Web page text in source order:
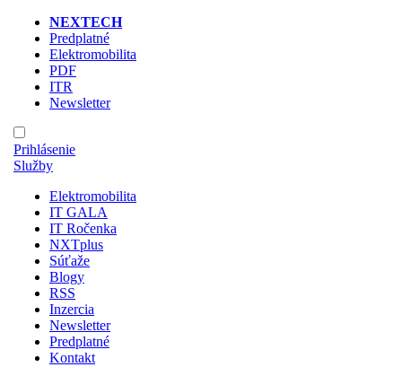
NEXTECH
Predplatné
Elektromobilita
PDF
ITR
Newsletter
Prihlásenie
Služby
Elektromobilita
IT GALA
IT Ročenka
NXTplus
Súťaže
Blogy
RSS
Inzercia
Newsletter
Predplatné
Kontakt